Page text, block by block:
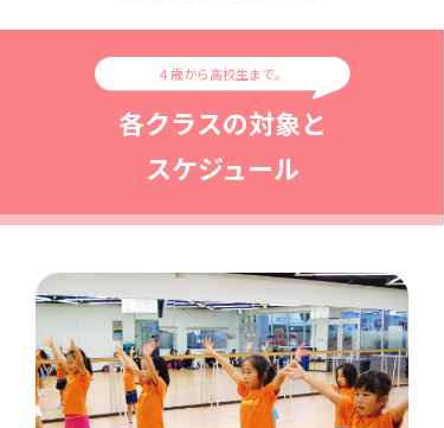
４歳から高校生まで。
各クラスの対象と
スケジュール